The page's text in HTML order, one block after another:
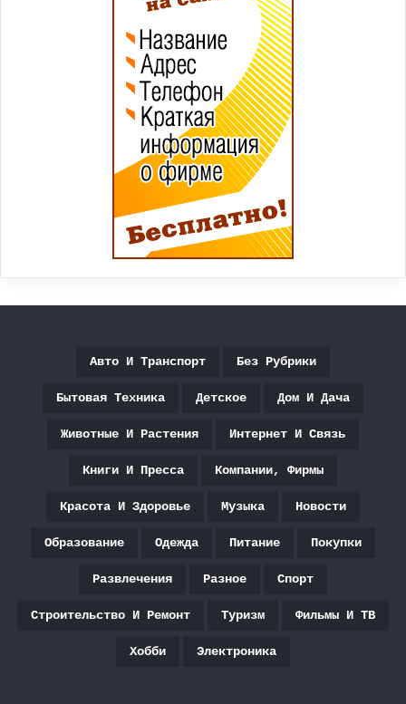
Авто И Транспорт Без Рубрики
Бытовая Техника Детское Дом И Дача
Животные И Растения Интернет И Связь
Книги И Пресса Компании, Фирмы
Красота И Здоровье Музыка Новости
Образование Одежда Питание Покупки
Развлечения Разное Спорт
Строительство И Ремонт Туризм Фильмы И ТВ
Хобби Электроника